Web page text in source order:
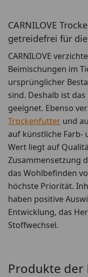
CARNILOVE
getreidefrei für
CARNILOVE
Beimischungen im
ursprünglicher
sind. Deshalb ist
geeignet. Ebenso
Trockenfutter und
auf künstliche Farb-
Wert liegt auf
Zusammensetzung
das Wohlbefinden
höchste Priorität.
haben positive
Entwicklung, das
Stoffwechsel.
Produkte der